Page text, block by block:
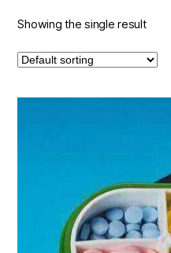
Showing the single result